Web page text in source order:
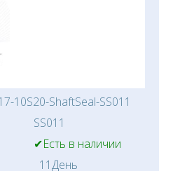
10S20-ShaftSeal-SS011
SS011
✔Есть в наличии
11День